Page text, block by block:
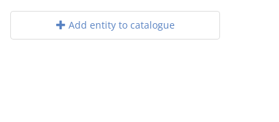
Add entity to catalogue